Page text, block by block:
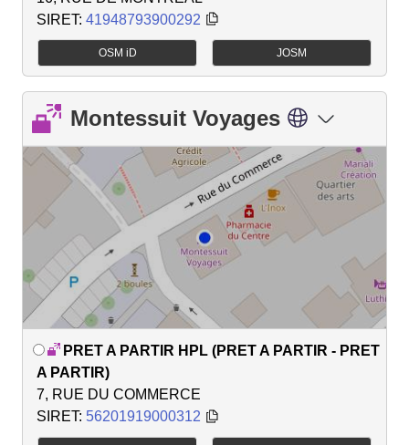
SIRET: 41948793900292
OSM iD JOSM
Montessuit Voyages
PRET A PARTIR HPL (PRET A PARTIR - PRET
A PARTIR)
7, RUE DU COMMERCE
SIRET: 56201919000312